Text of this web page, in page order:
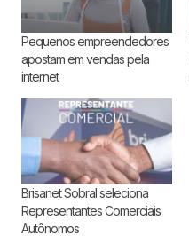
Pequenos empreendedores
apostam em vendas pela
internet
Brisanet Sobral seleciona
Representantes Comerciais
Autônomos